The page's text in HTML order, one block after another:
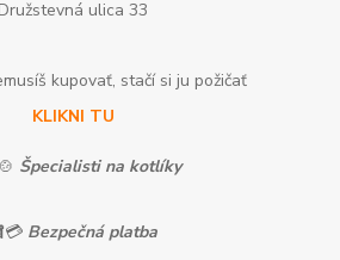
Družstevná ulica 33
kupovať, stačí si ju požičať
KLIKNI TU
Špecialisti na kotlíky
Bezpečná platba